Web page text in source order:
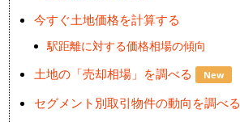
今すぐ土地価格を計算する
駅距離に対する価格相場の傾向
土地の「売却相場」を調べる New
セグメント別取引物件の動向を調べる